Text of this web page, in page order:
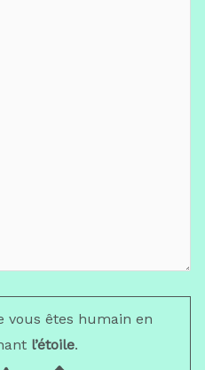
vous êtes humain en
l’étoile.